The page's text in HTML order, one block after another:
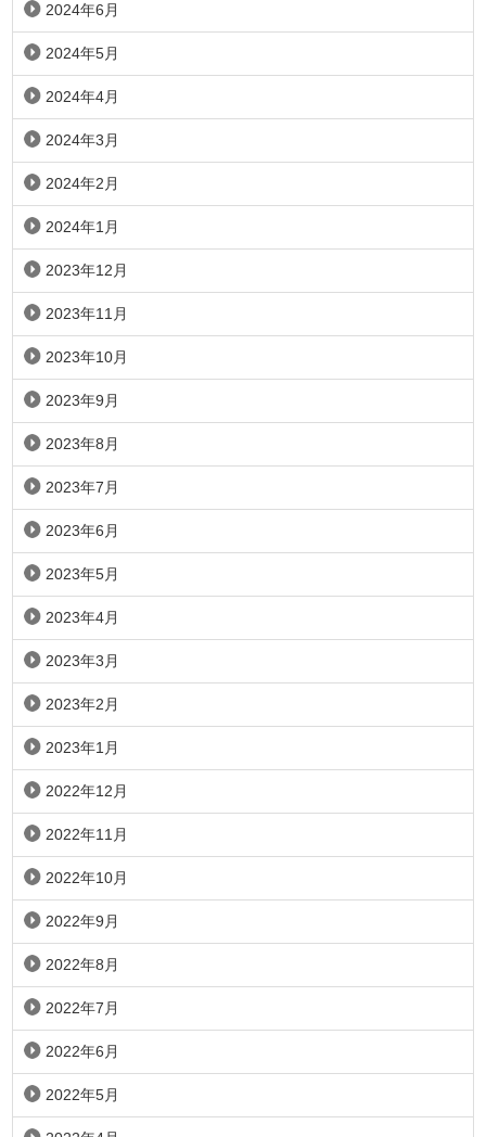
2024年6月
2024年5月
2024年4月
2024年3月
2024年2月
2024年1月
2023年12月
2023年11月
2023年10月
2023年9月
2023年8月
2023年7月
2023年6月
2023年5月
2023年4月
2023年3月
2023年2月
2023年1月
2022年12月
2022年11月
2022年10月
2022年9月
2022年8月
2022年7月
2022年6月
2022年5月